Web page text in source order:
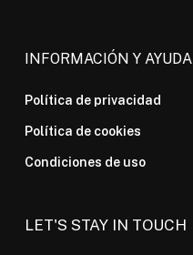
INFORMACIÓN Y AYUDA
Política de privacidad
Política de cookies
Condiciones de uso
LET'S STAY IN TOUCH